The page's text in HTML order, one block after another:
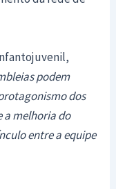
podem
dos
a melhoria do
entre a equipe